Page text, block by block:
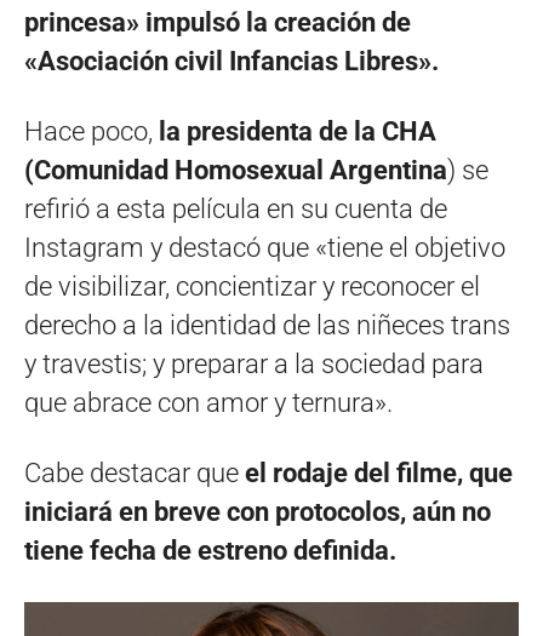
princesa» impulsó la creación de
«Asociación civil Infancias Libres».
Hace poco, la presidenta de la CHA
(Comunidad Homosexual Argentina) se
refirió a esta película en su cuenta de
Instagram y destacó que «tiene el objetivo
de visibilizar, concientizar y reconocer el
derecho a la identidad de las niñeces trans
y travestis; y preparar a la sociedad para
que abrace con amor y ternura».
Cabe destacar que el rodaje del filme, que
iniciará en breve con protocolos, aún no
tiene fecha de estreno definida.